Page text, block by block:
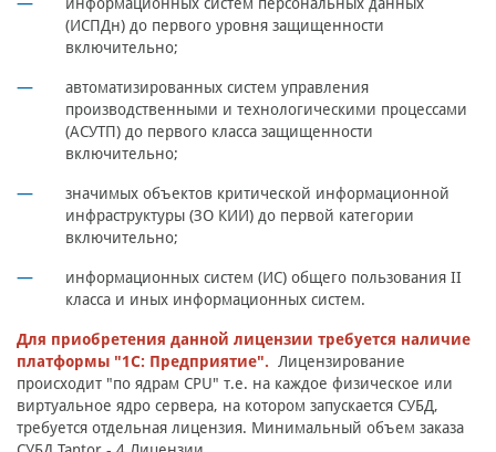
информационных систем персональных данных
(ИСПДн) до первого уровня защищенности
включительно;
автоматизированных систем управления
производственными и технологическими процессами
(АСУТП) до первого класса защищенности
включительно;
значимых объектов критической информационной
инфраструктуры (ЗО КИИ) до первой категории
включительно;
информационных систем (ИС) общего пользования II
класса и иных информационных систем.
Для приобретения данной лицензии требуется наличие
платформы "1С: Предприятие". Лицензирование
происходит "по ядрам CPU" т.е. на каждое физическое или
виртуальное ядро сервера, на котором запускается СУБД,
требуется отдельная лицензия. Минимальный объем заказа